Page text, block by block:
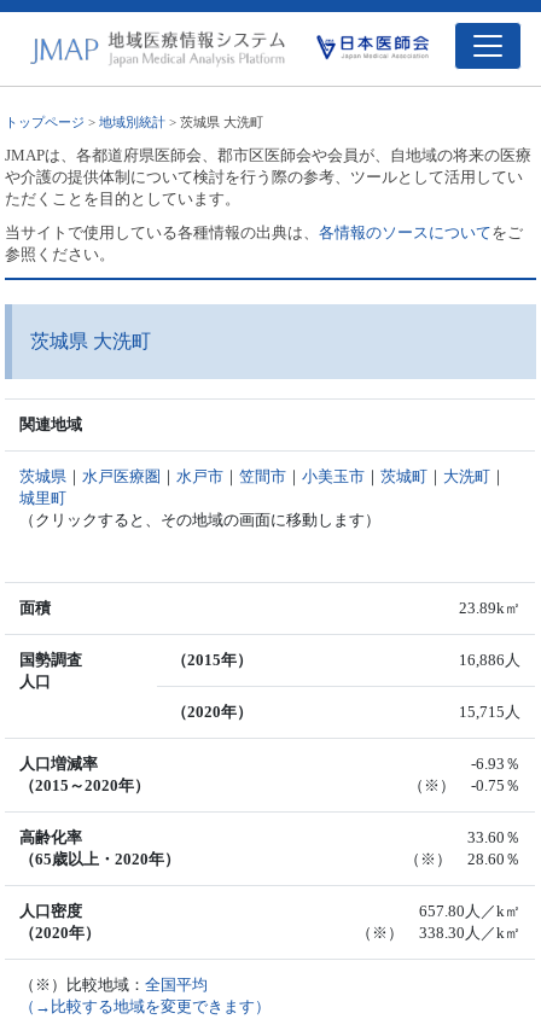
トップページ >地域別統計 > 茨城県 大洗町
JMAPは、各都道府県医師会、郡市区医師会や会員が、自地域の将来の医療
や介護の提供体制について検討を行う際の参考、ツールとして活用してい
ただくことを目的としています。
当サイトで使用している各種情報の出典は、各情報のソースについてをご
参照ください。
茨城県 大洗町
関連地域
茨城県 ｜ 水戸医療圏 ｜ 水戸市 ｜笠間市 ｜小美玉市 ｜茨城町 ｜ 大洗町 ｜
城里町
（クリックすると、その地域の画面に移動します）
面積 23.89k㎡
国勢調査
人口
（2015年） 16,886人
（2020年） 15,715人
人口増減率
（2015～2020年）
-6.93％
（※） -0.75％
高齢化率
（65歳以上・2020年）
33.60％
（※） 28.60％
人口密度
（2020年）
657.80人／k㎡
（※） 338.30人／k㎡
（※）比較地域：全国平均
（→比較する地域を変更できます）